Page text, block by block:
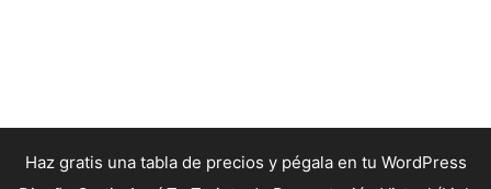
Haz gratis una tabla de precios y pégala en tu WordPress